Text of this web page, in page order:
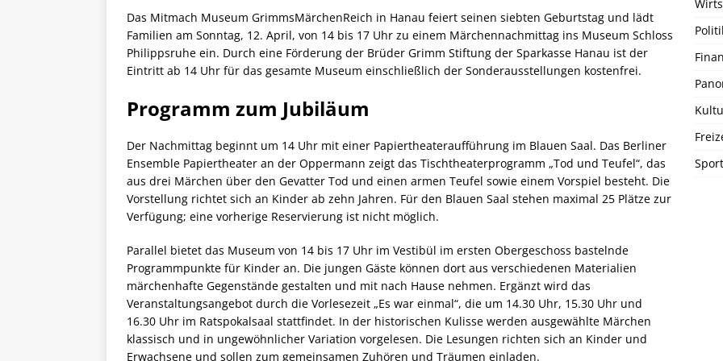
Das Mitmach Museum GrimmsMärchenReich in Hanau feiert seinen siebten Geburtstag und lädt
Familien am Sonntag, 12. April, von 14 bis 17 Uhr zu einem Märchennachmittag ins Museum Schloss
Philippsruhe ein. Durch eine Förderung der Brüder Grimm Stiftung der Sparkasse Hanau ist der
Eintritt ab 14 Uhr für das gesamte Museum einschließlich der Sonderausstellungen kostenfrei.
Programm zum Jubiläum
Der Nachmittag beginnt um 14 Uhr mit einer Papiertheateraufführung im Blauen Saal. Das Berliner
Ensemble Papiertheater an der Oppermann zeigt das Tischtheaterprogramm „Tod und Teufel“, das
aus drei Märchen über den Gevatter Tod und einen armen Teufel sowie einem Vorspiel besteht. Die
Vorstellung richtet sich an Kinder ab zehn Jahren. Für den Blauen Saal stehen maximal 25 Plätze zur
Verfügung; eine vorherige Reservierung ist nicht möglich.
Parallel bietet das Museum von 14 bis 17 Uhr im Vestibül im ersten Obergeschoss bastelnde
Programmpunkte für Kinder an. Die jungen Gäste können dort aus verschiedenen Materialien
märchenhafte Gegenstände gestalten und mit nach Hause nehmen. Ergänzt wird das
Veranstaltungsangebot durch die Vorlesezeit „Es war einmal“, die um 14.30 Uhr, 15.30 Uhr und
16.30 Uhr im Ratspokalsaal stattfindet. In der historischen Kulisse werden ausgewählte Märchen
klassisch und in ungewöhnlicher Variation vorgelesen. Die Lesungen richten sich an Kinder und
Erwachsene und sollen zum gemeinsamen Zuhören und Träumen einladen.
Sport